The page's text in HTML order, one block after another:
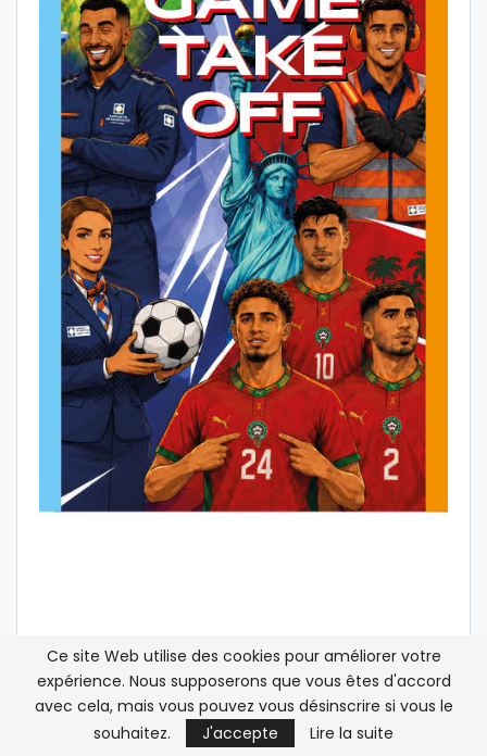
Ce site Web utilise des cookies pour améliorer votre
expérience. Nous supposerons que vous êtes d'accord
avec cela, mais vous pouvez vous désinscrire si vous le
souhaitez.
J'accepte Lire la suite